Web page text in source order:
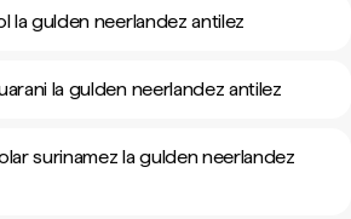
la gulden neerlandez antilez
la gulden neerlandez antilez
surinamez la gulden neerlandez